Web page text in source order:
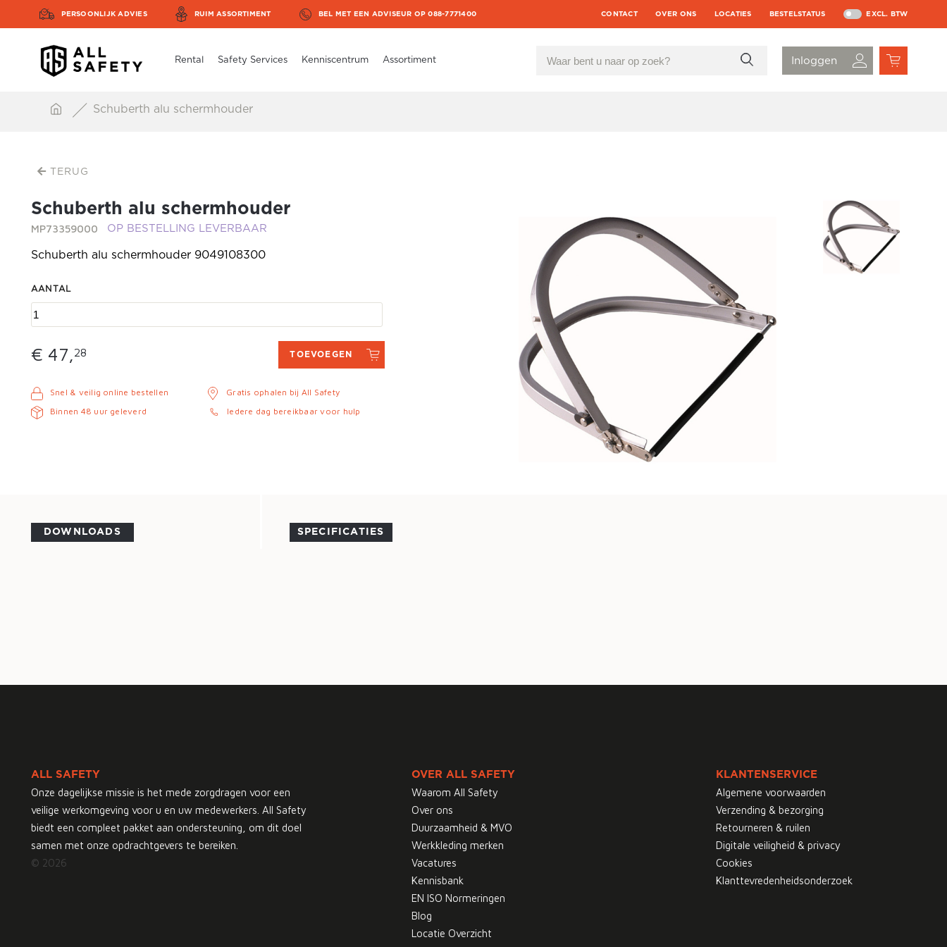
PERSOONLIJK ADVIES RUIM ASSORTIMENT BEL MET EEN ADVISEUR OP 088-7771400 CONTACT OVER ONS LOCATIES BESTELSTATUS EXCL. BTW
Rental Safety Services Kenniscentrum Assortiment
Schuberth alu schermhouder
TERUG
Schuberth alu schermhouder
MP73359000 OP BESTELLING LEVERBAAR
Schuberth alu schermhouder 9049108300
AANTAL
€ 47,28 TOEVOEGEN
Snel & veilig online bestellen
Binnen 48 uur geleverd
Gratis ophalen bij All Safety
Iedere dag bereikbaar voor hulp
DOWNLOADS SPECIFICATIES
ALL SAFETY
Onze dagelijkse missie is het mede zorgdragen voor een
veilige werkomgeving voor u en uw medewerkers. All Safety
biedt een compleet pakket aan ondersteuning, om dit doel
samen met onze opdrachtgevers te bereiken.
© 2026
OVER ALL SAFETY
Waarom All Safety
Over ons
Duurzaamheid & MVO
Werkkleding merken
Vacatures
Kennisbank
EN ISO Normeringen
Blog
Locatie Overzicht
KLANTENSERVICE
Algemene voorwaarden
Verzending & bezorging
Retourneren & ruilen
Digitale veiligheid & privacy
Cookies
Klanttevredenheidsonderzoek